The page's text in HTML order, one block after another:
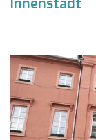
Innenstadt